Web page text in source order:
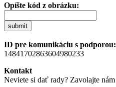
Opíšte kód z obrázku:
submit
ID pre komunikáciu s podporou:
14841702863604980233
Kontakt
Neviete si dať rady? Zavolajte nám